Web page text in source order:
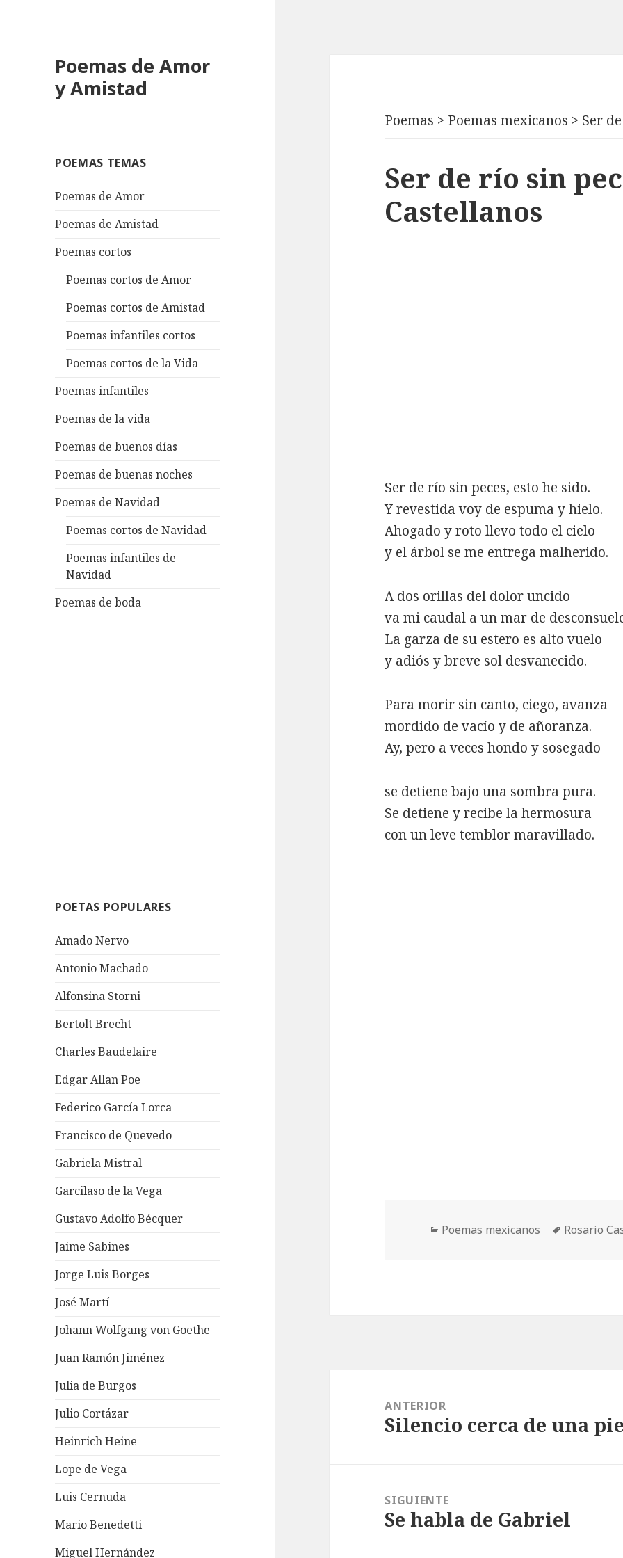
Poemas de Amor
y Amistad
POEMAS TEMAS
Poemas de Amor
Poemas de Amistad
Poemas cortos
Poemas cortos de Amor
Poemas cortos de Amistad
Poemas infantiles cortos
Poemas cortos de la Vida
Poemas infantiles
Poemas de la vida
Poemas de buenos días
Poemas de buenas noches
Poemas de Navidad
Poemas cortos de Navidad
Poemas infantiles de
Navidad
Poemas de boda
POETAS POPULARES
Amado Nervo
Antonio Machado
Alfonsina Storni
Bertolt Brecht
Charles Baudelaire
Edgar Allan Poe
Federico García Lorca
Francisco de Quevedo
Gabriela Mistral
Garcilaso de la Vega
Gustavo Adolfo Bécquer
Jaime Sabines
Jorge Luis Borges
José Martí
Johann Wolfgang von Goethe
Juan Ramón Jiménez
Julia de Burgos
Julio Cortázar
Heinrich Heine
Lope de Vega
Luis Cernuda
Mario Benedetti
Miguel Hernández
Poemas > Poemas mexicanos > Ser
Ser de río sin
Castellanos
Ser de río sin peces, esto he sido.
Y revestida voy de espuma y hielo.
Ahogado y roto llevo todo el cielo
y el árbol se me entrega malherido.
A dos orillas del dolor uncido
va mi caudal a un mar de
La garza de su estero es alto vuelo
y adiós y breve sol desvanecido.
Para morir sin canto, ciego, avanza
mordido de vacío y de añoranza.
Ay, pero a veces hondo y sosegado
se detiene bajo una sombra pura.
Se detiene y recibe la hermosura
con un leve temblor maravillado.
Categorías
Poemas mexicanos Etiquetas
Rosario
entradas
ANTERIOR
Entrada
Silencio cerca de una
SIGUIENTE
Entrada
Se habla de Gabriel